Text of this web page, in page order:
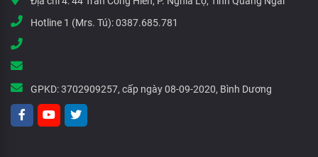
Hotline 1 (Mrs. Tú):0387.685.781
GPKD:3702909257, cấp ngày 08-09-2020, Bình Dương